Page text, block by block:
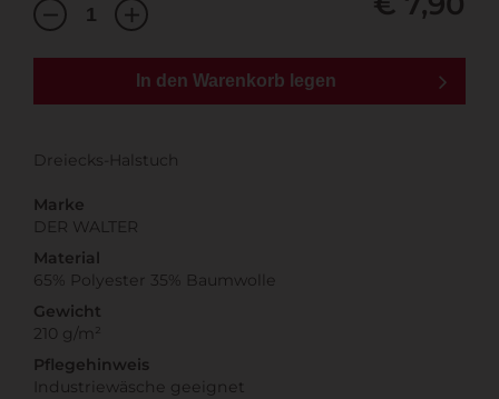
In den Warenkorb legen
Dreiecks-Halstuch
Marke
DER WALTER
Material
65% Polyester 35% Baumwolle
Gewicht
210 g/m²
Pflegehinweis
Industriewäsche geeignet